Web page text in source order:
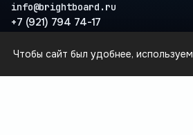
info@brightboard.ru
+7 (921) 794 74-17
Где теряются деньги
Чтобы сайт был удобнее, используем